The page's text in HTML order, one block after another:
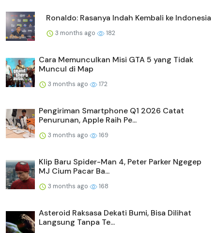
Ronaldo: Rasanya Indah Kembali ke Indonesia
3 months ago 182
Cara Memunculkan Misi GTA 5 yang Tidak
Muncul di Map
3 months ago 172
Pengiriman Smartphone Q1 2026 Catat
Penurunan, Apple Raih Pe...
3 months ago 169
Klip Baru Spider-Man 4, Peter Parker Ngegep
MJ Cium Pacar Ba...
3 months ago 168
Asteroid Raksasa Dekati Bumi, Bisa Dilihat
Langsung Tanpa Te...